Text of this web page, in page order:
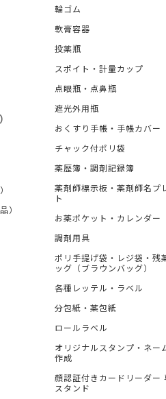
）
輪ゴム
軟膏容器
投薬瓶
スポイト・計量カップ
点眼瓶・点鼻瓶
遮光外用瓶
おくすり手帳・手帳カバー
チャック付ポリ袋
薬歴簿・調剤記録簿
薬剤師標示板・薬剤師名プ
ト
お薬ポケット・カレンダー
調剤用具
ポリ手提げ袋・レジ袋・残
ッグ（ブラウンバッグ）
各種レッテル・ラベル
分包紙・薬包紙
ロールラベル
オリジナルスタンプ・ネー
作成
顔認証付きカードリーダー
スタンド